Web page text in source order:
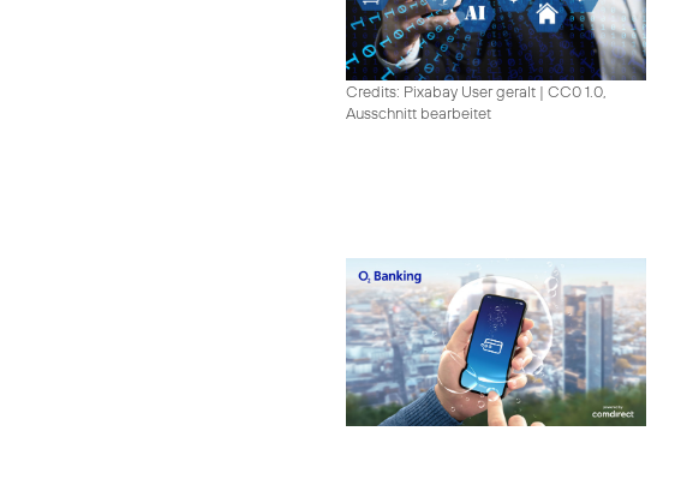
Credits: Pixabay User geralt | CC0 1.0,
Ausschnitt bearbeitet